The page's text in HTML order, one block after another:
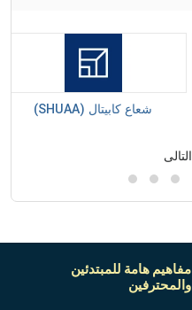
شعاع كابيتال (SHUAA)
التالى
مفاهيم هامة للمبتدئين
والمحترفين